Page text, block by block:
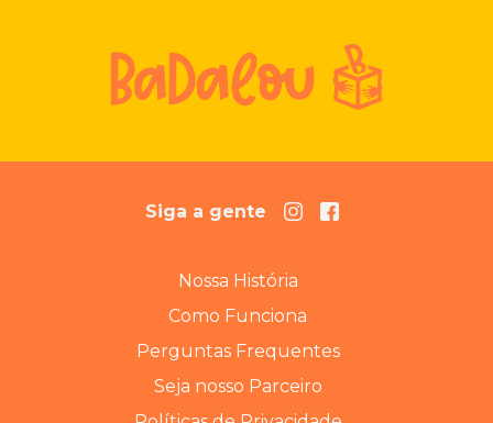
Siga a gente
Nossa História
Como Funciona
Perguntas Frequentes
Seja nosso Parceiro